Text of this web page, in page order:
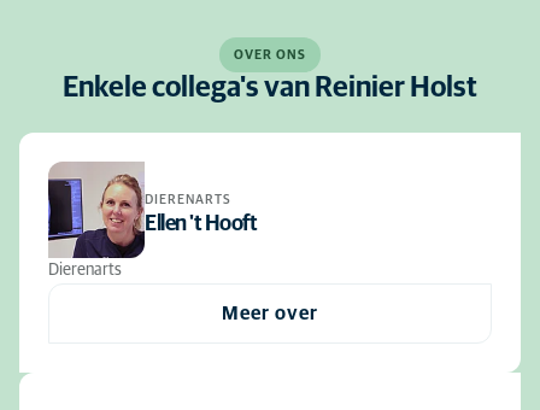
OVER ONS
Enkele collega's van Reinier Holst
DIERENARTS
Ellen 't Hooft
Dierenarts
Meer over